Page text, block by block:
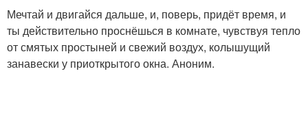
Мечтай и двигайся дальше, и, поверь, придёт время, и
ты действительно проснёшься в комнате, чувствуя тепло
от смятых простыней и свежий воздух, колышущий
занавески у приоткрытого окна. Аноним.